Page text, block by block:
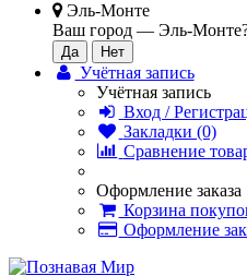
Эль-Монте
Ваш город — Эль-Монте
Учётная запись
Учётная запись
Вход /
Закладки (0)
Сравнение
Оформление заказа
Корзина
Оформление